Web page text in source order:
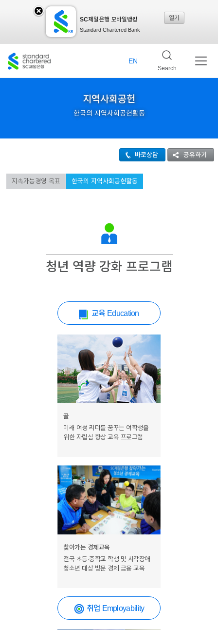
SC제일은행 모바일뱅킹
Standard Chartered Bank
열기
제일
Search
EN
지역사회공헌
한국의 지역사회공헌활동
바로상담 공유하기
지속가능경영 목표 한국의 지역사회공헌활동
청년 역량 강화 프로그램
교육 Education
골
미래 여성 리더를 꿈꾸는 여학생을
위한 자립심 향상 교육 프로그램
찾아가는 경제교육
전국 초등·중학교 학생 및 시각장애
청소년 대상 방문 경제 금융 교육
취업 Employability